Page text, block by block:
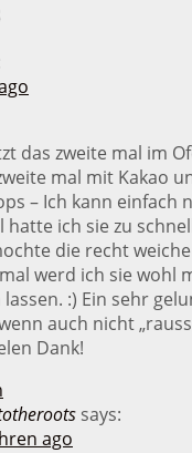
das zweite mal im
mal mit Kakao
– Ich kann einfach
hatte ich sie zu
die recht
werd ich sie wohl
:) Ein sehr
auch nicht
Dank!
says:
ago